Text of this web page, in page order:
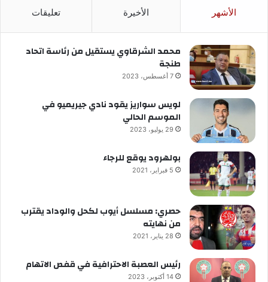
الأشهر الأخيرة تعليقات
محمد الشرقاوي يستقيل من رئاسة اتحاد
طنجة
7 أغسطس، 2023
لويس سواريز يقود نادي جيريميو في
الموسم الحالي
29 يوليو، 2023
بولهرود يوقع للرجاء
5 فبراير، 2021
حصري: مسلسل أيوب لكحل والوداد يقترب
من نهايته
28 يناير، 2021
رئيس العصبة الاحترافية في قفص الاتهام
14 أكتوبر، 2023